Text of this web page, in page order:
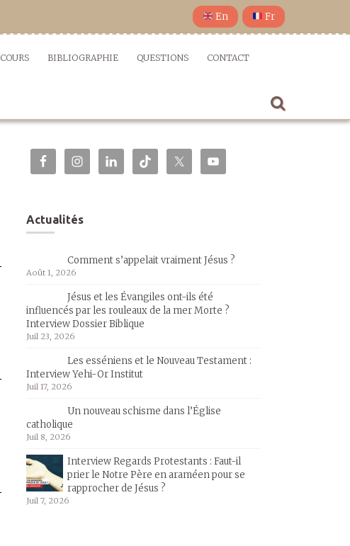
En Fr
COURS BIBLIOGRAPHIE QUESTIONS CONTACT
Actualités
Comment s’appelait vraiment Jésus ?
Août 1, 2026
Jésus et les Évangiles ont-ils été
influencés par les rouleaux de la mer Morte ?
Interview Dossier Biblique
Juil 23, 2026
Les esséniens et le Nouveau Testament :
Interview Yehi-Or Institut
Juil 17, 2026
Un nouveau schisme dans l’Église
catholique
Juil 8, 2026
Interview Regards Protestants : Faut-il
prier le Notre Père en araméen pour se
rapprocher de Jésus ?
Juil 7, 2026